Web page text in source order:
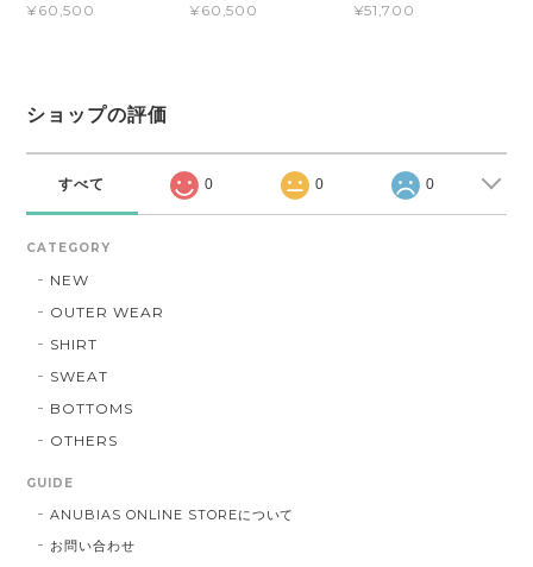
¥60,500
¥60,500
¥51,700
ショップの評価
すべて 0 0 0
CATEGORY
NEW
OUTER WEAR
SHIRT
SWEAT
BOTTOMS
OTHERS
GUIDE
ANUBIAS ONLINE STOREについて
お問い合わせ